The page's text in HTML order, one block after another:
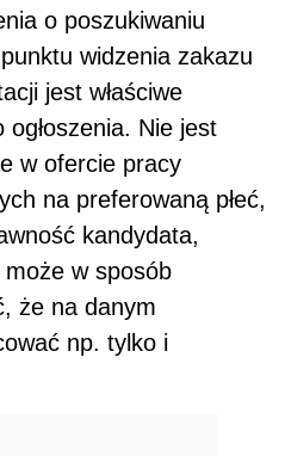
o poszukiwaniu
widzenia zakazu
jest właściwe
ogłoszenia. Nie jest
w ofercie pracy
na preferowaną płeć,
kandydata,
w sposób
że na danym
np. tylko i